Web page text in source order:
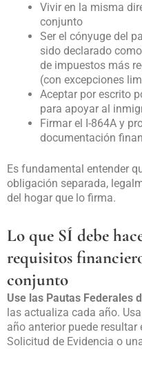
Vivir en la misma
conjunto
Ser el cónyuge del
sido declarado
de impuestos más
(con excepciones
Aceptar por escrito
para apoyar al
Firmar el I-864A y
documentación
Es fundamental entender
obligación separada,
del hogar que lo firma.
Lo que SÍ debe
requisitos
conjunto
Use las Pautas Federales
las actualiza cada año.
año anterior puede
Solicitud de Evidencia o